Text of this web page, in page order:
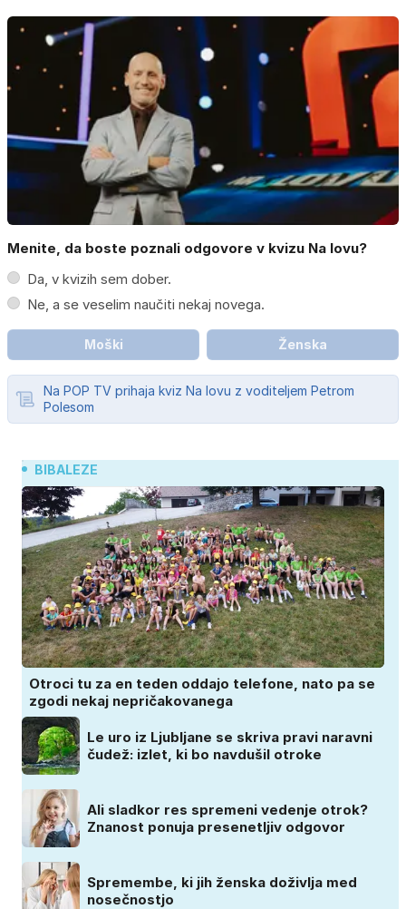
Menite, da boste poznali odgovore v kvizu Na lovu?
Da, v kvizih sem dober.
Ne, a se veselim naučiti nekaj novega.
Moški Ženska
Na POP TV prihaja kviz Na lovu z voditeljem Petrom
Polesom
BIBALEZE
Otroci tu za en teden oddajo telefone, nato pa se
zgodi nekaj nepričakovanega
Le uro iz Ljubljane se skriva pravi naravni
čudež: izlet, ki bo navdušil otroke
Ali sladkor res spremeni vedenje otrok?
Znanost ponuja presenetljiv odgovor
Spremembe, ki jih ženska doživlja med
nosečnostjo